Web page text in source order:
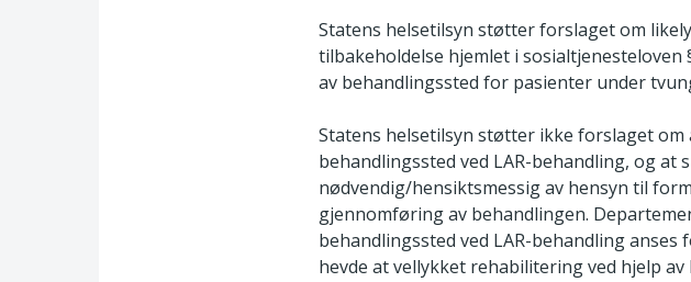
Statens helsetilsyn støtter forslaget om
tilbakeholdelse hjemlet i sosialtjenesteloven
av behandlingssted for pasienter under
Statens helsetilsyn støtter ikke forslaget
behandlingssted ved LAR-behandling, og
nødvendig/hensiktsmessig av hensyn til
gjennomføring av behandlingen.
behandlingssted ved LAR-behandling
hevde at vellykket rehabilitering ved hjelp